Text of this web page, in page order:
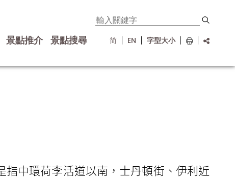
景點推介 景點搜尋 简 EN 字型大小
指中環荷李活道以南，士丹頓街、伊利近